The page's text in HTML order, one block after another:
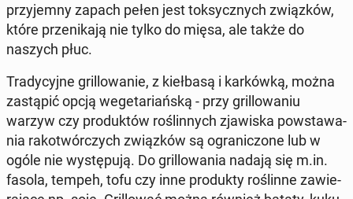
przy­jem­ny zapach pełen jest tok­sycz­nych związ­ków,
które prze­ni­ka­ją nie tylko do mięsa, ale także do
naszych płuc.
Tra­dy­cyj­ne gril­lo­wa­nie, z kieł­ba­są i kar­ków­ką, można
za­stą­pić opcją we­ge­ta­riań­ską - przy gril­lo­wa­niu
warzyw czy pro­duk­tów ro­ślin­nych zja­wi­ska po­wsta­wa­
nia ra­ko­twór­czych związ­ków są ogra­ni­czo­ne lub w
ogóle nie wy­stę­pu­ją. Do gril­lo­wa­nia nadają się m.in.
fasola, tempeh, tofu czy inne pro­duk­ty ro­ślin­ne za­wie­